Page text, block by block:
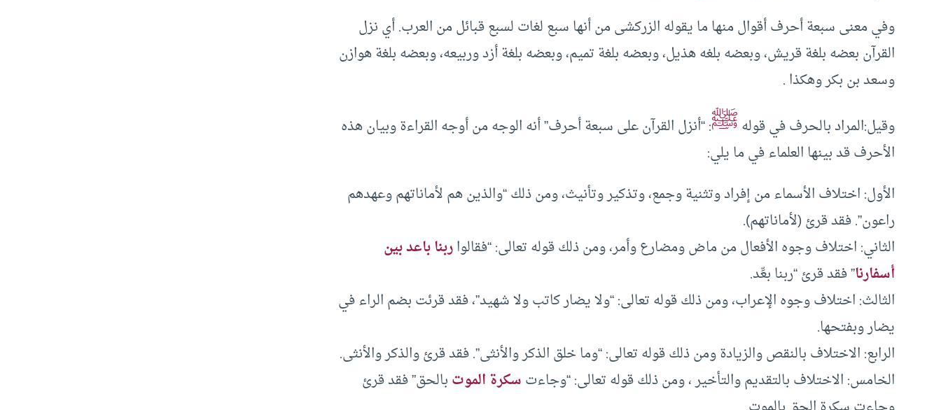
وفي معنى سبعة أحرف أقوال منها ما يقوله الزركشى من أنها سبع لغات لسبع قبائل من العرب. أي نزل
القرآن بعضه بلغة قريش، وبعضه بلغه هذيل، وبعضه بلغة تميم، وبعضه بلغة أزد وربيعه، وبعضه بلغة هوازن
وسعد بن بكر وهكذا .
وقيل:المراد بالحرف في قولهﷺ: “أنزل القرآن على سبعة أحرف” أنه الوجه من أوجه القراءة وبيان هذه
الأحرف قد بينها العلماء في ما يلي:
الأول: اختلاف الأسماء من إفراد وتثنية وجمع، وتذكير وتأنيث، ومن ذلك “والذين هم لأماناتهم وعهدهم
راعون”. فقد قرئ (لأماناتهم).
الثاني: اختلاف وجوه الأفعال من ماض ومضارع وأمر، ومن ذلك قوله تعالى: “فقالواربنا باعد بين
أسفارنا” فقد قرئ “ربنا بعِّد.
الثالث: اختلاف وجوه الإعراب، ومن ذلك قوله تعالى: “ولا يضار كاتب ولا شهيد”، فقد قرئت بضم الراء في
يضار وبفتحها.
الرابع: الاختلاف بالنقص والزيادة ومن ذلك قوله تعالى: “وما خلق الذكر والأنثى”. فقد قرئ والذكر والأنثى.
الخامس: الاختلاف بالتقديم والتأخير ، ومن ذلك قوله تعالى: “وجاءتسكرة الموتبالحق” فقد قرئ